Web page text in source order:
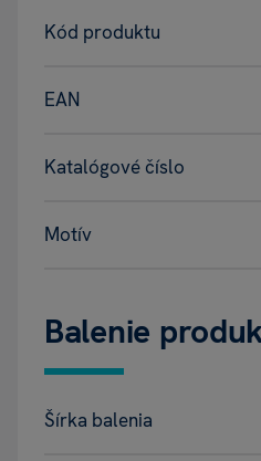
Kód produktu
EAN
Katalógové číslo
Motív
Balenie
Šírka balenia